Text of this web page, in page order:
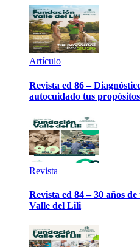
Artículo
Revista ed 86 –
autocuidado tus
Revista
Revista ed 84 – 30 años
Valle del Lili